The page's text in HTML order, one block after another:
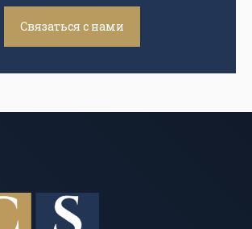
Связаться с нами